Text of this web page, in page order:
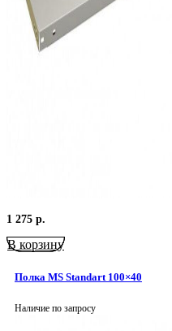
1 275 р.
В корзину
Полка MS Standart 100×40
Наличие по запросу